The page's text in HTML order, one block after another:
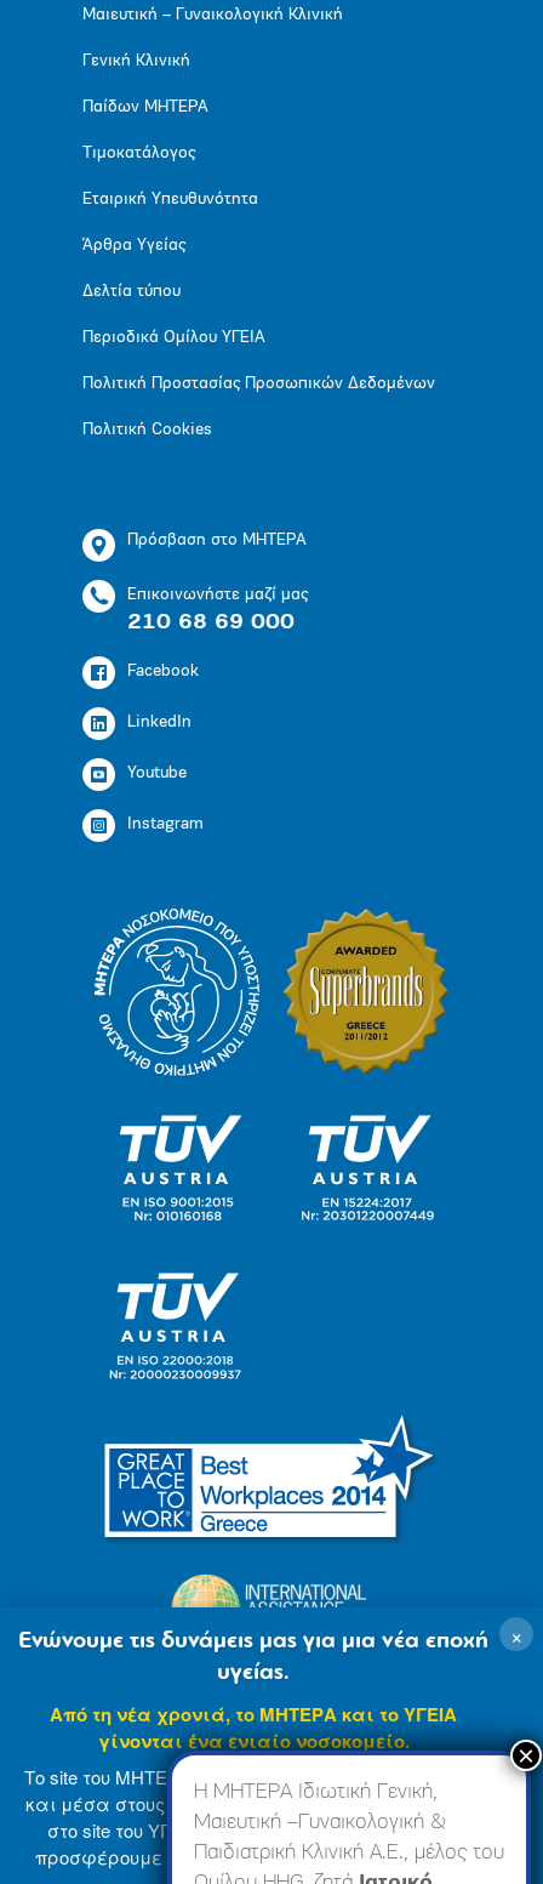
Μαιευτική – Γυναικολογική Κλινική
Γενική Κλινική
Παίδων ΜΗΤΕΡΑ
Τιμοκατάλογος
Εταιρική Υπευθυνότητα
Άρθρα Υγείας
Δελτία τύπου
Περιοδικά Ομίλου ΥΓΕΙΑ
Πολιτική Προστασίας Προσωπικών Δεδομένων
Πολιτική Cookies
Πρόσβαση στο ΜΗΤΕΡΑ
Επικοινωνήστε μαζί μας
210 68 69 000
Facebook
LinkedIn
Youtube
Instagram
© 2007-2024 ΜΗΤΕΡΑ Α.Ε Όροι Χρήσης
Η ΜΗΤΕΡΑ Ιδιωτική Γενική,
Μαιευτική –Γυναικολογική &
Παιδιατρική Κλινική Α.Ε., μέλος του
×
Ενώνουμε τις δυνάμεις μας για μια νέα εποχή
υγείας.
Από τη νέα χρονιά, το ΜΗΤΕΡΑ και το ΥΓΕΙΑ
γίνονται ένα ενιαίο νοσοκομείο.
Το site του ΜΗΤΕΡΑ βρίσκεται σε φάση ανανέωσης
και μέσα στους επόμενους μήνες θα ενσωματωθεί
στο site του ΥΓΕΙΑ (www.hygeia.gr), ώστε να σας
προσφέρουμε μια πιο ολοκληρωμένη και ενιαία